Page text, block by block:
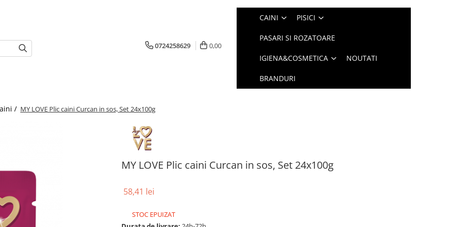
0724258629 0,00
CAINI PISICI
PASARI SI ROZATOARE
IGIENA&COSMETICA NOUTATI
BRANDURI
/ MY LOVE Plic caini Curcan in sos, Set 24x100g
MY LOVE Plic caini Curcan in sos, Set 24x100g
58,41 lei
STOC EPUIZAT